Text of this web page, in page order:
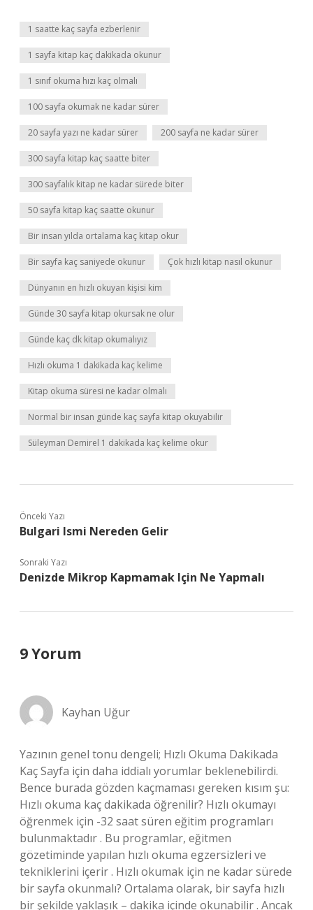
1 saatte kaç sayfa ezberlenir
1 sayfa kitap kaç dakikada okunur
1 sınıf okuma hızı kaç olmalı
100 sayfa okumak ne kadar sürer
20 sayfa yazı ne kadar sürer 200 sayfa ne kadar sürer
300 sayfa kitap kaç saatte biter
300 sayfalık kitap ne kadar sürede biter
50 sayfa kitap kaç saatte okunur
Bir insan yılda ortalama kaç kitap okur
Bir sayfa kaç saniyede okunur Çok hızlı kitap nasıl okunur
Dünyanın en hızlı okuyan kişisi kim
Günde 30 sayfa kitap okursak ne olur
Günde kaç dk kitap okumalıyız
Hızlı okuma 1 dakikada kaç kelime
Kitap okuma süresi ne kadar olmalı
Normal bir insan günde kaç sayfa kitap okuyabilir
Süleyman Demirel 1 dakikada kaç kelime okur
Önceki Yazı
Bulgari Ismi Nereden Gelir
Sonraki Yazı
Denizde Mikrop Kapmamak Için Ne Yapmalı
9 Yorum
Kayhan Uğur
Yazının genel tonu dengeli; Hızlı Okuma Dakikada
Kaç Sayfa için daha iddialı yorumlar beklenebilirdi.
Bence burada gözden kaçmaması gereken kısım şu:
Hızlı okuma kaç dakikada öğrenilir? Hızlı okumayı
öğrenmek için -32 saat süren eğitim programları
bulunmaktadır . Bu programlar, eğitmen
gözetiminde yapılan hızlı okuma egzersizleri ve
tekniklerini içerir . Hızlı okumak için ne kadar sürede
bir sayfa okunmalı? Ortalama olarak, bir sayfa hızlı
bir şekilde yaklaşık – dakika içinde okunabilir . Ancak